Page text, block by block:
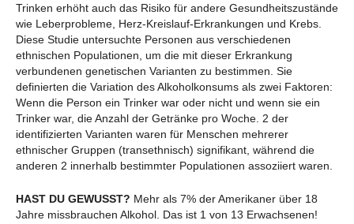
Trinken erhöht auch das Risiko für andere Gesundheitszustände
wie Leberprobleme, Herz-Kreislauf-Erkrankungen und Krebs.
Diese Studie untersuchte Personen aus verschiedenen
ethnischen Populationen, um die mit dieser Erkrankung
verbundenen genetischen Varianten zu bestimmen. Sie
definierten die Variation des Alkoholkonsums als zwei Faktoren:
Wenn die Person ein Trinker war oder nicht und wenn sie ein
Trinker war, die Anzahl der Getränke pro Woche. 2 der
identifizierten Varianten waren für Menschen mehrerer
ethnischer Gruppen (transethnisch) signifikant, während die
anderen 2 innerhalb bestimmter Populationen assoziiert waren.
HAST DU GEWUSST? Mehr als 7% der Amerikaner über 18
Jahre missbrauchen Alkohol. Das ist 1 von 13 Erwachsenen!